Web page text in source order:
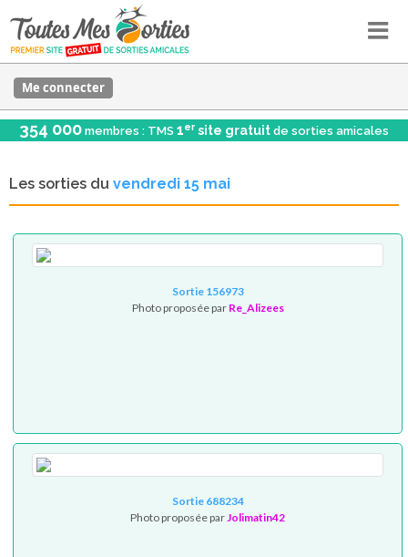
Me connecter
354 000 membres : TMS 1er site gratuit de sorties amicales
Les sorties du vendredi 15 mai
Sortie 156973
Photo proposée par Re_Alizees
Sortie 688234
Photo proposée parJolimatin42